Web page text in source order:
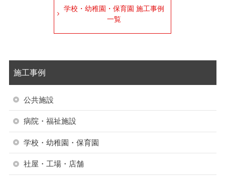
学校・幼稚園・保育園 施工事例
一覧
施工事例
公共施設
病院・福祉施設
学校・幼稚園・保育園
社屋・工場・店舗